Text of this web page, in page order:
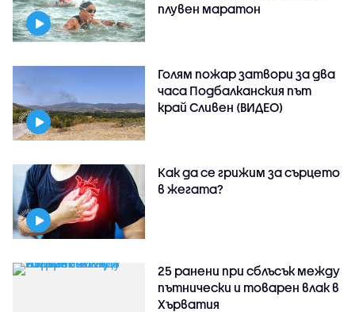
плувен маратон
Голям пожар затвори за два
часа Подбалканския път
край Сливен (ВИДЕО)
Как да се грижим за сърцето
в жегата?
25 ранени при сблъсък между
пътнически и товарен влак в
Хърватия